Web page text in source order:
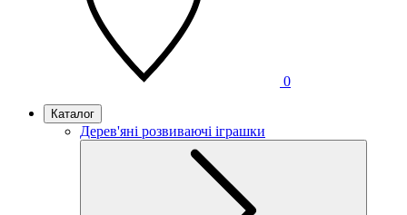
0
Каталог
Дерев'яні розвиваючі іграшки